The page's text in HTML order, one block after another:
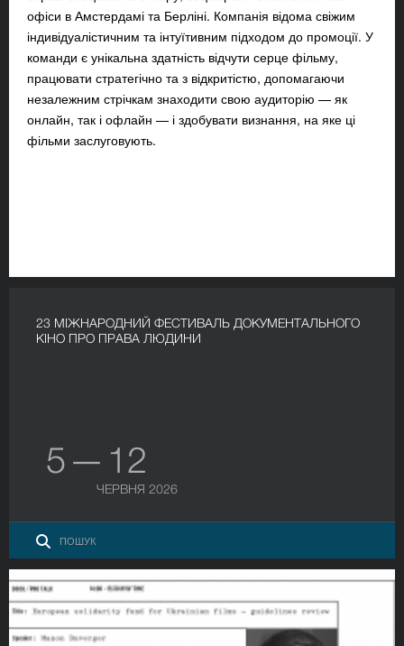
офіси в Амстердамі та Берліні. Компанія відома свіжим
індивідуалістичним та інтуїтивним підходом до промоції. У
команди є унікальна здатність відчути серце фільму,
працювати стратегічно та з відкритістю, допомагаючи
незалежним стрічкам знаходити свою аудиторію — як
онлайн, так і офлайн — і здобувати визнання, на яке ці
фільми заслуговують.
23 МІЖНАРОДНИЙ ФЕСТИВАЛЬ ДОКУМЕНТАЛЬНОГО
КІНО ПРО ПРАВА ЛЮДИНИ
5 — 12
ЧЕРВНЯ 2026